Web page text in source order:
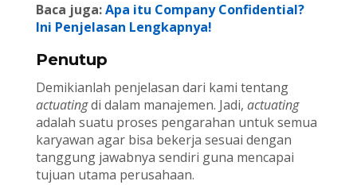
Baca juga:Apa itu Company Confidential?
Ini Penjelasan Lengkapnya!
Penutup
Demikianlah penjelasan dari kami tentang
actuatingdi dalam manajemen. Jadi, actuating
adalah suatu proses pengarahan untuk semua
karyawan agar bisa bekerja sesuai dengan
tanggung jawabnya sendiri guna mencapai
tujuan utama perusahaan.